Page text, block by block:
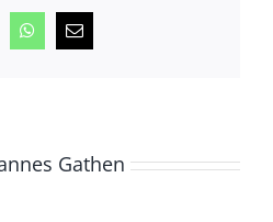
WhatsApp
E-
Mail
Gathen